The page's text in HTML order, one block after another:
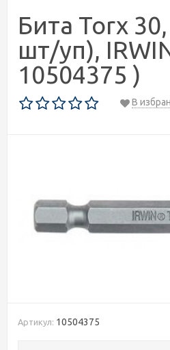
Бита Torx
шт/уп),
10504375 )
В
Артикул: 10504375